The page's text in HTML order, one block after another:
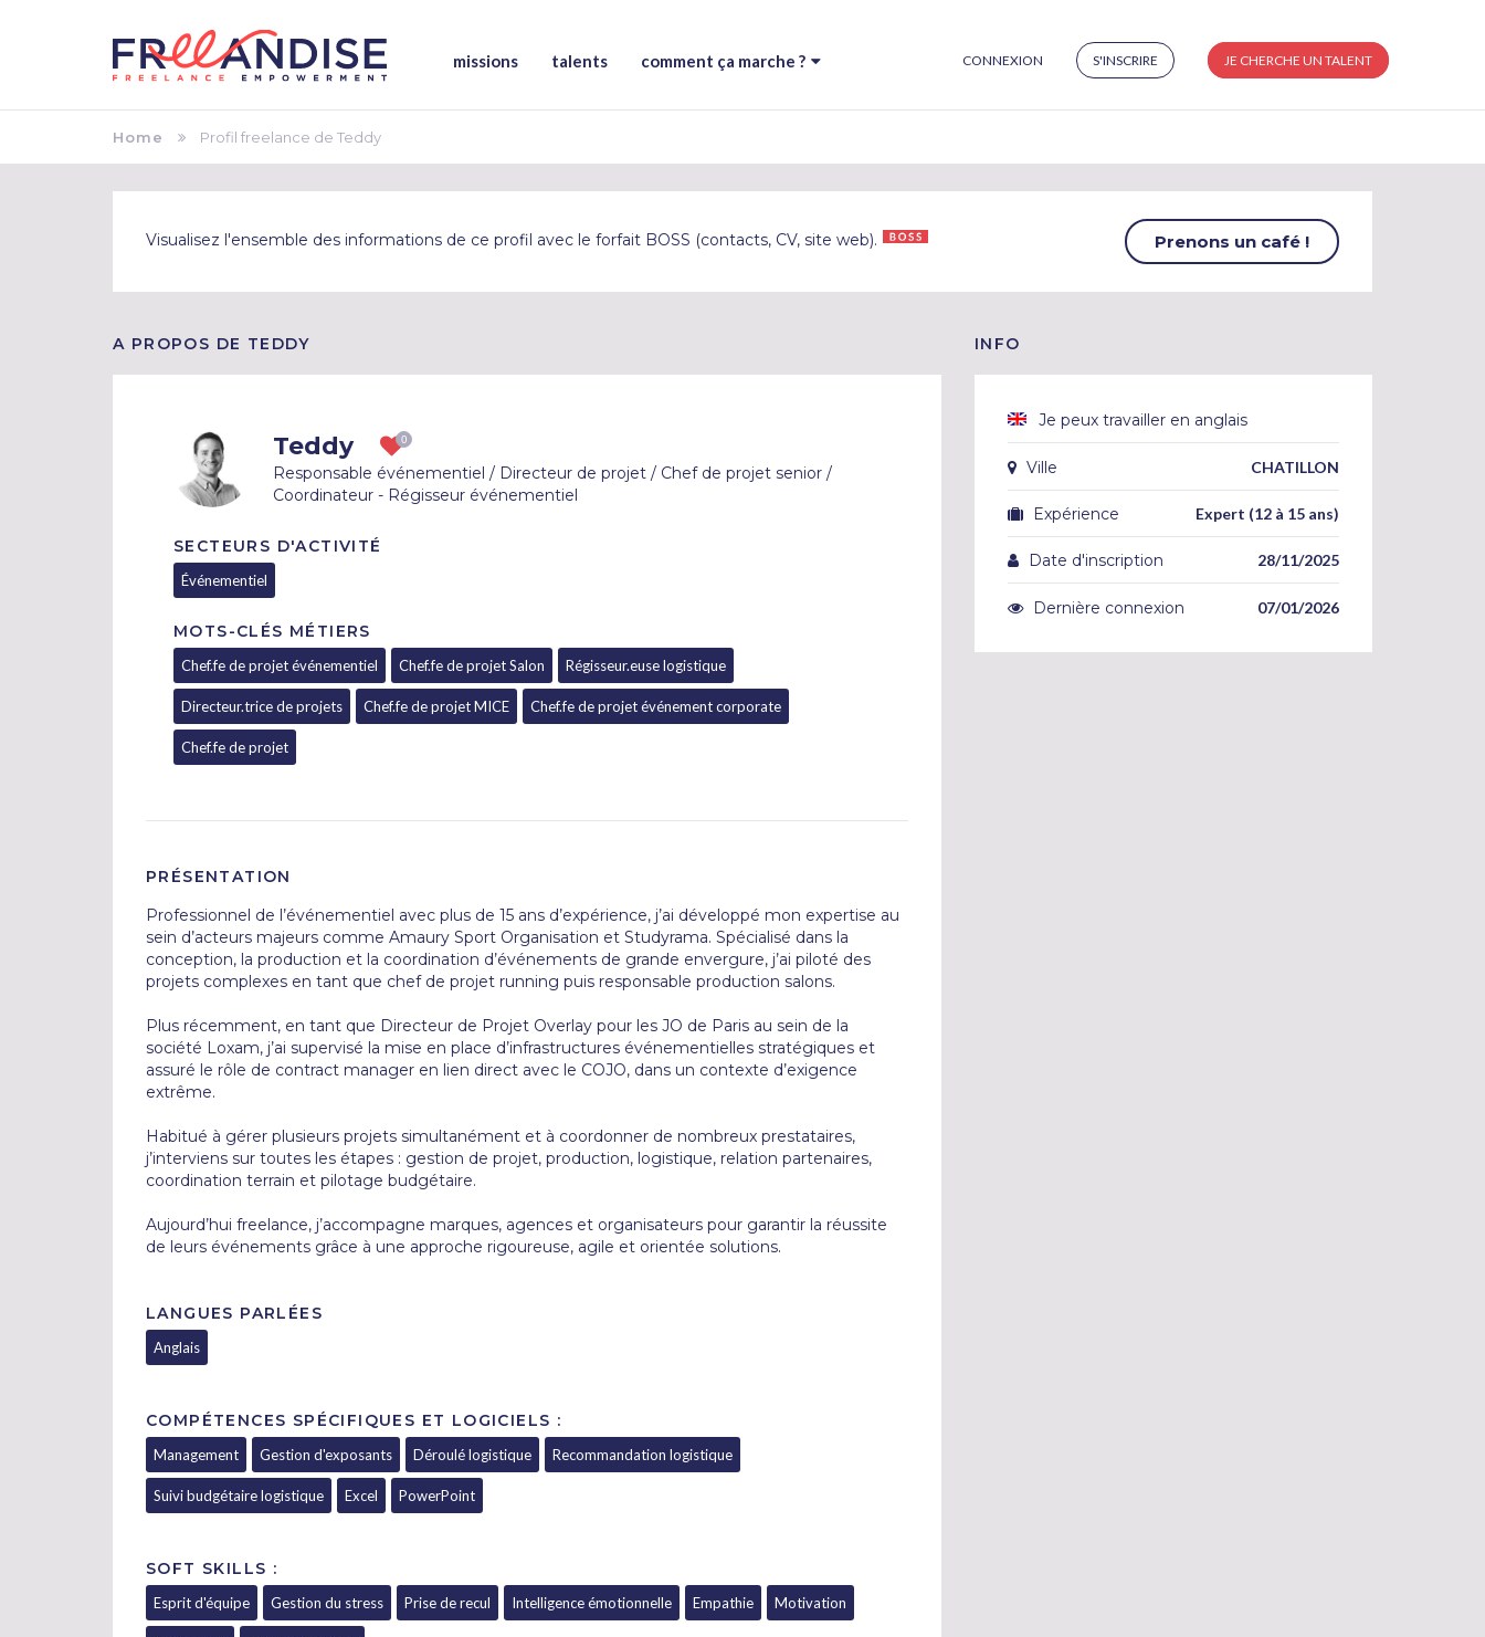
missions talents comment ça marche ? CONNEXION S'INSCRIRE JE CHERCHE UN TALENT
Home Profil freelance de Teddy
Visualisez l'ensemble des informations de ce profil avec le forfait BOSS (contacts, CV, site web). Prenons un café !
A PROPOS DE TEDDY
Teddy
Responsable événementiel / Directeur de projet / Chef de projet senior /
Coordinateur - Régisseur événementiel
SECTEURS D'ACTIVITÉ
Événementiel
MOTS-CLÉS MÉTIERS
Chef.fe de projet événementiel Chef.fe de projet Salon Régisseur.euse logistique
Directeur.trice de projets Chef.fe de projet MICE Chef.fe de projet événement corporate
Chef.fe de projet
PRÉSENTATION
Professionnel de l’événementiel avec plus de 15 ans d’expérience, j’ai développé mon expertise au
sein d’acteurs majeurs comme Amaury Sport Organisation et Studyrama. Spécialisé dans la
conception, la production et la coordination d’événements de grande envergure, j’ai piloté des
projets complexes en tant que chef de projet running puis responsable production salons.
Plus récemment, en tant que Directeur de Projet Overlay pour les JO de Paris au sein de la
société Loxam, j’ai supervisé la mise en place d’infrastructures événementielles stratégiques et
assuré le rôle de contract manager en lien direct avec le COJO, dans un contexte d’exigence
extrême.
Habitué à gérer plusieurs projets simultanément et à coordonner de nombreux prestataires,
j’interviens sur toutes les étapes : gestion de projet, production, logistique, relation partenaires,
coordination terrain et pilotage budgétaire.
Aujourd’hui freelance, j’accompagne marques, agences et organisateurs pour garantir la réussite
de leurs événements grâce à une approche rigoureuse, agile et orientée solutions.
LANGUES PARLÉES
Anglais
COMPÉTENCES SPÉCIFIQUES ET LOGICIELS :
Management Gestion d'exposants Déroulé logistique Recommandation logistique
Suivi budgétaire logistique Excel PowerPoint
SOFT SKILLS :
Esprit d'équipe Gestion du stress Prise de recul Intelligence émotionnelle Empathie Motivation
INFO
Je peux travailler en anglais
Ville CHATILLON
Expérience Expert (12 à 15 ans)
Date d'inscription 28/11/2025
Dernière connexion 07/01/2026